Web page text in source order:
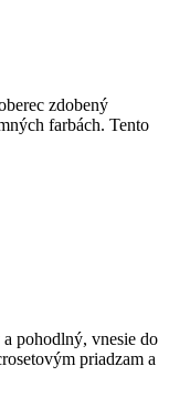
zdobený
farbách. Tento
pohodlný, vnesie do
priadzam a